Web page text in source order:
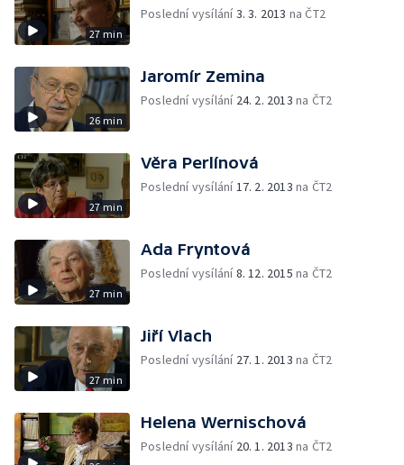
27 min
Poslední vysílání3. 3. 2013 na ČT2
26 min
Jaromír Zemina
Poslední vysílání 24. 2. 2013 na ČT2
27 min
Věra Perlínová
Poslední vysílání17. 2. 2013 na ČT2
27 min
Ada Fryntová
Poslední vysílání8. 12. 2015 na ČT2
27 min
Jiří Vlach
Poslední vysílání 27. 1. 2013 na ČT2
Helena Wernischová
Poslední vysílání 20. 1. 2013 na ČT2